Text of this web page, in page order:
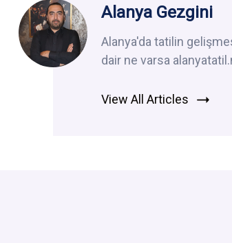
Alanya Gezgini
Alanya'da tatilin
dair ne varsa
View All Articles